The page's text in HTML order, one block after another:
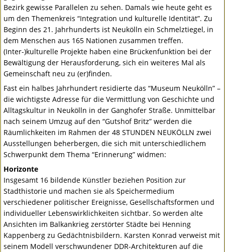
Bezirk gewisse Parallelen zu sehen. Damals wie heute geht es
um den Themenkreis “Integration und kulturelle Identität”. Zu
Beginn des 21. Jahrhunderts ist Neukölln ein Schmelztiegel, in
dem Menschen aus 165 Nationen zusammen treffen.
(Inter-)kulturelle Projekte haben eine Brückenfunktion bei der
Bewältigung der Herausforderung, sich ein weiteres Mal als
Gemeinschaft neu zu (er)finden.
Fast ein halbes Jahrhundert residierte das “Museum Neukölln” –
die wichtigste Adresse für die Vermittlung von Geschichte und
Alltagskultur in Neukölln in der Ganghofer Straße. Unmittelbar
nach seinem Umzug auf den “Gutshof Britz” werden die
Räumlichkeiten im Rahmen der 48STUNDEN NEUKÖLLN zwei
Ausstellungen beherbergen, die sich mit unterschiedlichem
Schwerpunkt dem Thema “Erinnerung” widmen:
Horizonte
Insgesamt 16 bildende Künstler beziehen Position zur
Stadthistorie und machen sie als Speichermedium
verschiedener politischer Ereignisse, Gesellschaftsformen und
individueller Lebenswirklichkeiten sichtbar. So werden alte
Ansichten im Balkankrieg zerstörter Städte bei Henning
Kappenberg zu Gedächtnisbildern. Karsten Konrad verweist mit
seinem Modell verschwundener DDR-Architekturen auf die